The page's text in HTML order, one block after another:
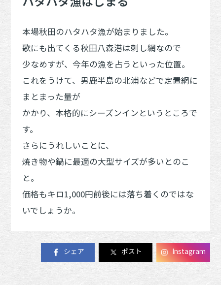
本場秋田のハタハタ漁が始まりました。
歌にも出てくる秋田八森港は刺し網なので
少なめすが、今年の漁を占うといった位置。
これをうけて、男鹿半島の北浦などで定置網に
まとまった量が
かかり、本格的にシーズンインというところで
す。
さらにうれしいことに、
焼き物や鍋に最適の大型サイズが多いとのこ
と。
価格もキロ1,000円前後には落ち着くのではな
いでしょうか。
シェア ポスト Instagram